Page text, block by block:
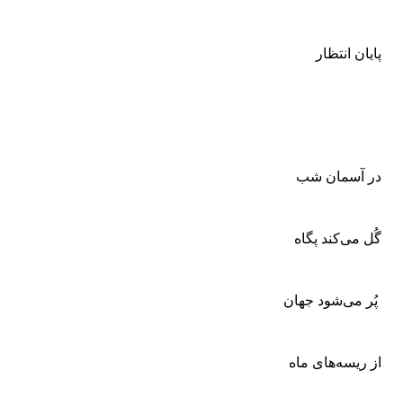
پایان انتظار
در آسمان شب
گُل می‌کند پگاه
پُر می‌شود جهان
از ریسه‌های ماه